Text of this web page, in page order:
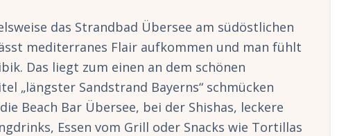
das Strandbad Übersee am südöstlichen
mediterranes Flair aufkommen und man fühlt
Das liegt zum einen an dem schönen
„längster Sandstrand Bayerns“ schmücken
Beach Bar Übersee, bei der Shishas, leckere
Essen vom Grill oder Snacks wie Tortillas